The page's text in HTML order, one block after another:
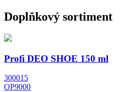
Doplňkový sortiment
Profi DEO SHOE 150 ml
300015
OP9000